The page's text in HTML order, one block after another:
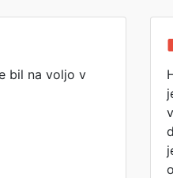
bil na voljo v